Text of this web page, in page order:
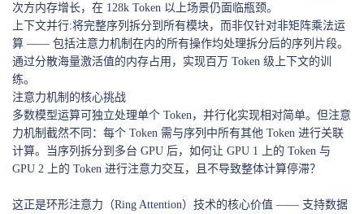
次方内存增长，在 128k Token 以上场景仍面临瓶颈。
上下文并行:将完整序列拆分到所有模块，而非仅针对非矩阵乘法运
算 —— 包括注意力机制在内的所有操作均处理拆分后的序列片段。
通过分散海量激活值的内存占用，实现百万 Token 级上下文的训
练。
注意力机制的核心挑战
多数模型运算可独立处理单个 Token，并行化实现相对简单。但注意
力机制截然不同：每个 Token 需与序列中所有其他 Token 进行关联
计算。当序列拆分到多台 GPU 后，如何让 GPU 1 上的 Token 与
GPU 2 上的 Token 进行注意力交互，且不导致整体计算停滞？
这正是环形注意力（Ring Attention）技术的核心价值 —— 支持数据